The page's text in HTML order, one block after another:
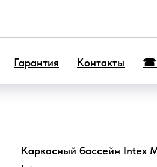
Гарантия Контакты ☎
Каркасный бассейн Intex